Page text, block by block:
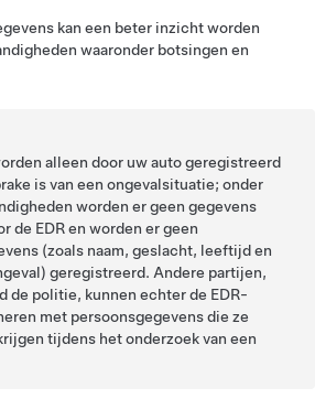
kan een beter inzicht worden
waaronder botsingen en
alleen door uw auto geregistreerd
is van een ongevalsituatie; onder
worden er geen gegevens
de EDR en worden er geen
(zoals naam, geslacht, leeftijd en
geregistreerd. Andere partijen,
de politie, kunnen echter de EDR-
met persoonsgegevens die ze
tijdens het onderzoek van een